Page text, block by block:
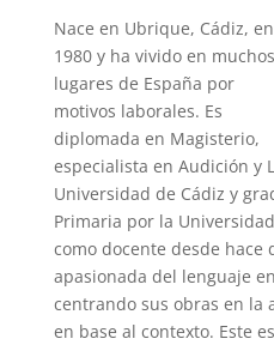
Nace en Ubrique, Cádiz, en
1980 y ha vivido en muchos
lugares de España por
motivos laborales. Es
diplomada en Magisterio,
especialista en Audición y
Universidad de Cádiz y
Primaria por la
como docente desde hace
apasionada del lenguaje
centrando sus obras en la
en base al contexto. Este